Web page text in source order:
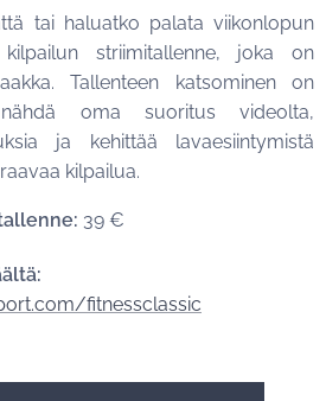
tai haluatko palata viikonlopun
kilpailun striimitallenne, joka on
Tallenteen katsominen on
oma suoritus videolta,
ja kehittää lavaesiintymistä
kilpailua.
39 €
fitnessclassic